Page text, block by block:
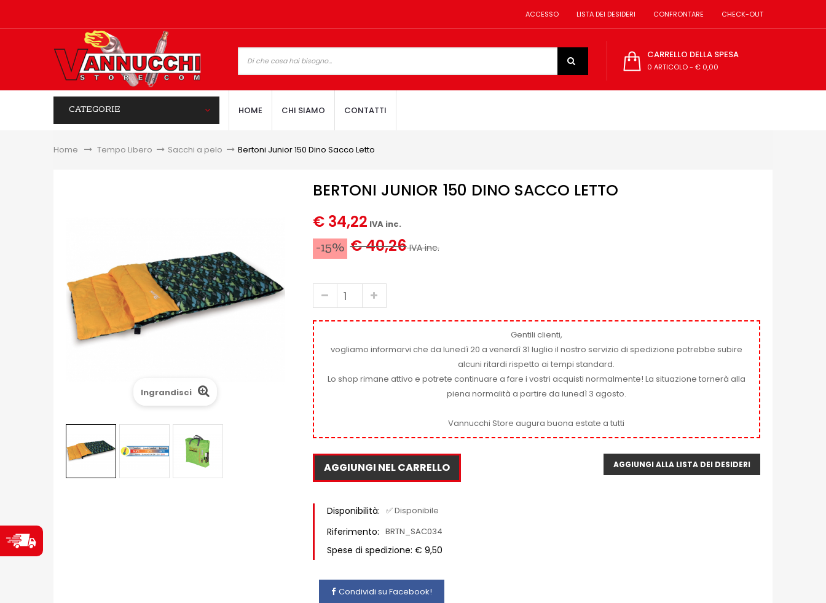
ACCESSO LISTA DEI DESIDERI CONFRONTARE CHECK-OUT
CARRELLO DELLA SPESA
0 ARTICOLO- € 0,00
CATEGORIE HOME CHI SIAMO CONTATTI
Home &gt;Tempo Libero > Sacchi a pelo > Bertoni Junior 150 Dino Sacco Letto
Ingrandisci
BERTONI JUNIOR 150 DINO SACCO LETTO
€ 34,22 IVA inc.
-15% € 40,26IVA inc.
Gentili clienti,
vogliamo informarvi che da lunedì 20 a venerdì 31 luglio il nostro servizio di spedizione potrebbe subire
alcuni ritardi rispetto ai tempi standard.
Lo shop rimane attivo e potrete continuare a fare i vostri acquisti normalmente! La situazione tornerà alla
piena normalità a partire da lunedì 3 agosto.
Vannucchi Store augura buona estate a tutti
AGGIUNGI NEL CARRELLO AGGIUNGI ALLA LISTA DEI DESIDERI
Disponibilità: ✅ Disponibile
Riferimento: BRTN_SAC034
Spese di spedizione: € 9,50
Condividi su Facebook!